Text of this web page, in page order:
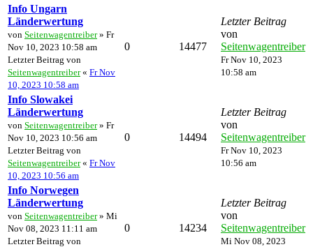
Info Ungarn
Länderwertung
von Seitenwagentreiber» Fr
Nov 10, 2023 10:58 am
Letzter Beitrag von
Seitenwagentreiber« Fr Nov
10, 2023 10:58 am
0 14477
Letzter Beitrag
von
Seitenwagentreiber
Fr Nov 10, 2023
10:58 am
Info Slowakei
Länderwertung
von Seitenwagentreiber» Fr
Nov 10, 2023 10:56 am
Letzter Beitrag von
Seitenwagentreiber« Fr Nov
10, 2023 10:56 am
0 14494
Letzter Beitrag
von
Seitenwagentreiber
Fr Nov 10, 2023
10:56 am
Info Norwegen
Länderwertung
von Seitenwagentreiber» Mi
Nov 08, 2023 11:11 am
Letzter Beitrag von
0 14234
Letzter Beitrag
von
Seitenwagentreiber
Mi Nov 08, 2023